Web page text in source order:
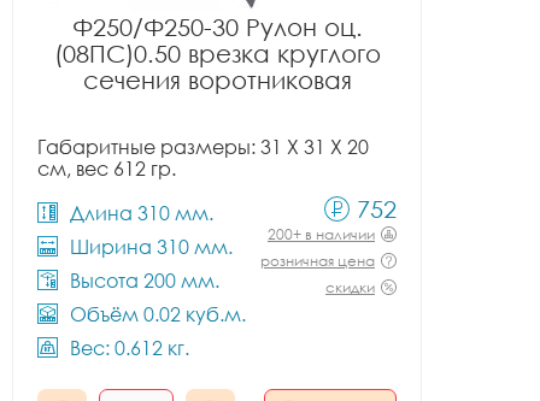
Ф250/Ф250-30 Рулон оц.
(08ПС)0.50 врезка круглого
сечения воротниковая
Габаритные размеры: 31 X 31 X 20
см, вес 612 гр.
Длина 310 мм.
Ширина 310 мм.
Высота 200 мм.
Объём 0.02 куб.м.
Вес: 0.612 кг.
752
200+ в наличии
розничная цена
скидки